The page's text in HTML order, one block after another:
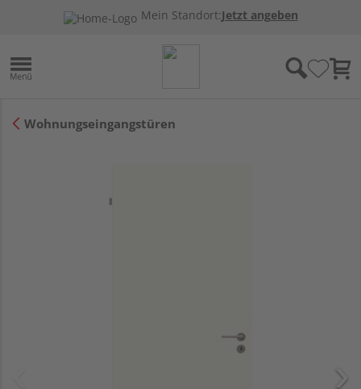
Mein Standort:Jetzt angeben
Wohnungseingangstüren